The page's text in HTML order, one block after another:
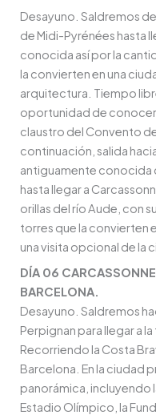
Desayuno. Saldremos
de Midi-Pyrénées hasta
conocida así por la
la convierten en una
arquitectura. Tiempo
oportunidad de conocer
claustro del Convento
continuación, salida
antiguamente conocida
hasta llegar a
orillas del río Aude, con
torres que la convierten
una visita opcional de la
DÍA 06
BARCELONA.
Desayuno. Saldremos
Perpignan para llegar a
Recorriendo la Costa
Barcelona. En la ciudad
panorámica, incluyendo
Estadio Olímpico, la